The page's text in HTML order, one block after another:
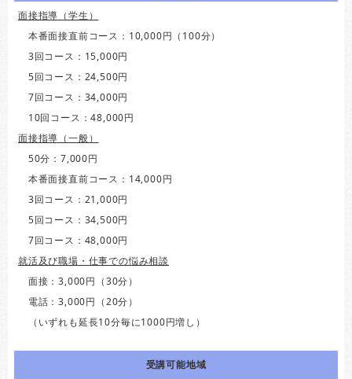
面接指導（学生）
本番面接直前コース：10,000円（100分）
3回コース：15,000円
5回コース：24,500円
7回コース：34,000円
10回コース：48,000円
面接指導（一般）
50分：7,000円
本番面接直前コース：14,000円
3回コース：21,000円
5回コース：34,500円
7回コース：48,000円
就活及び職場・仕事での悩み相談
面接：3,000円（30分）
電話：3,000円（20分）
（いずれも延長10分毎に1000円増し）
受講可能地域